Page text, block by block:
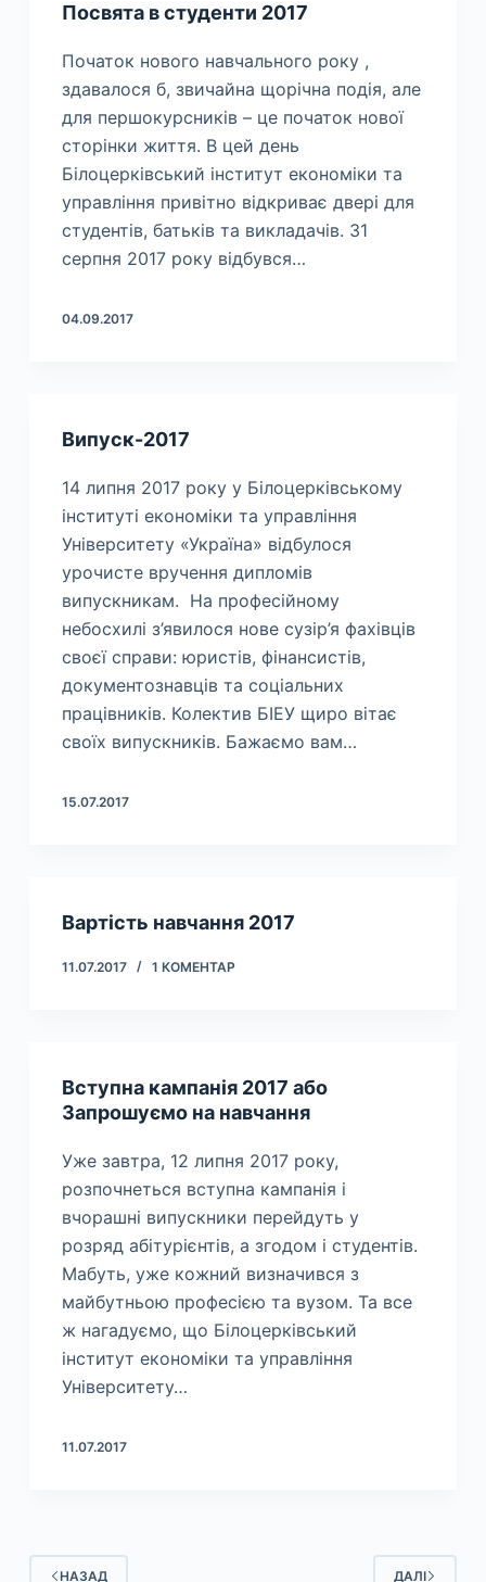
Посвята в студенти 2017
Початок нового навчального року ,
здавалося б, звичайна щорічна подія, але
для першокурсників – це початок нової
сторінки життя. В цей день
Білоцерківський інститут економіки та
управління привітно відкриває двері для
студентів, батьків та викладачів. 31
серпня 2017 року відбувся…
04.09.2017
Випуск-2017
14 липня 2017 року у Білоцерківському
інституті економіки та управління
Університету «Україна» відбулося
урочисте вручення дипломів
випускникам. На професійному
небосхилі з’явилося нове сузір’я фахівців
своєї справи: юристів, фінансистів,
документознавців та соціальних
працівників. Колектив БІЕУ щиро вітає
своїх випускників. Бажаємо вам…
15.07.2017
Вартість навчання 2017
11.07.2017 1 КОМЕНТАР
Вступна кампанія 2017 або
Запрошуємо на навчання
Уже завтра, 12 липня 2017 року,
розпочнеться вступна кампанія і
вчорашні випускники перейдуть у
розряд абітурієнтів, а згодом і студентів.
Мабуть, уже кожний визначився з
майбутньою професією та вузом. Та все
ж нагадуємо, що Білоцерківський
інститут економіки та управління
Університету…
11.07.2017
НАЗАД ДАЛІ